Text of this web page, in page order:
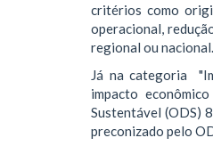
critérios como
operacional,
regional ou nacional.
Já na categoria
impacto
Sustentável (ODS)
preconizado pelo